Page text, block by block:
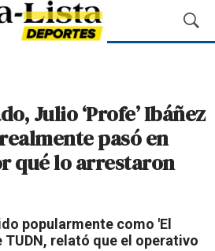
M
o
a
r
d
Julio ‘Profe’ Ibáñez
pasó en
qué lo arrestaron
popularmente como 'El
relató que el operativo